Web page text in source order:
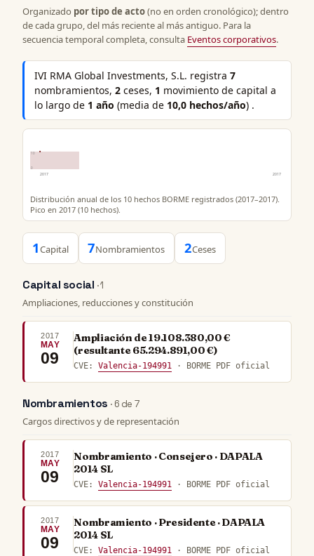
Organizado por tipo de acto(no en orden cronológico); dentro
de cada grupo, del más reciente al más antiguo. Para la
secuencia temporal completa, consulta Eventos corporativos.
IVI RMA Global Investments, S.L. registra7
nombramientos,2 ceses, 1 movimiento de capital a
lo largo de 1 año (media de 10,0 hechos/año) .
10
0
2017
2017
Distribución anual de los 10 hechos BORME registrados (2017–2017).
Pico en 2017 (10 hechos).
1Capital 7Nombramientos 2Ceses
Capital social · 1
Ampliaciones, reducciones y constitución
2017
MAY
09
Ampliación de 19.108.380,00 €
(resultante 65.294.891,00 €)
CVE:Valencia-194991 · BORME PDF oficial
Nombramientos · 6 de 7
Cargos directivos y de representación
2017
MAY
09
Nombramiento · Consejero · DAPALA
2014 SL
CVE:Valencia-194991 · BORME PDF oficial
2017
MAY
09
Nombramiento · Presidente · DAPALA
2014 SL
CVE:Valencia-194991 · BORME PDF oficial